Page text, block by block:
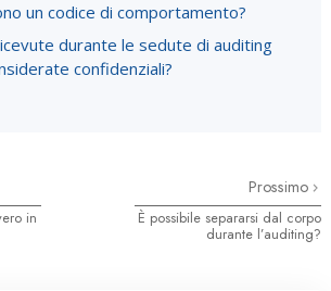
un codice di comportamento?
durante le sedute di auditing
confidenziali?
in
Prossimo
È possibile separarsi dal corpo
durante l’auditing?